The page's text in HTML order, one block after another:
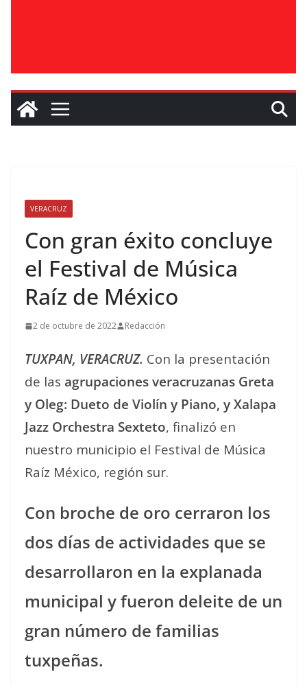
VERACRUZ
Con gran éxito concluye
el Festival de Música
Raíz de México
2 de octubre de 2022 Redacción
TUXPAN, VERACRUZ. Con la presentación
de las agrupaciones veracruzanas Greta
y Oleg: Dueto de Violín y Piano, y Xalapa
Jazz Orchestra Sexteto, finalizó en
nuestro municipio el Festival de Música
Raíz México, región sur.
Con broche de oro cerraron los
dos días de actividades que se
desarrollaron en la explanada
municipal y fueron deleite de un
gran número de familias
tuxpeñas.